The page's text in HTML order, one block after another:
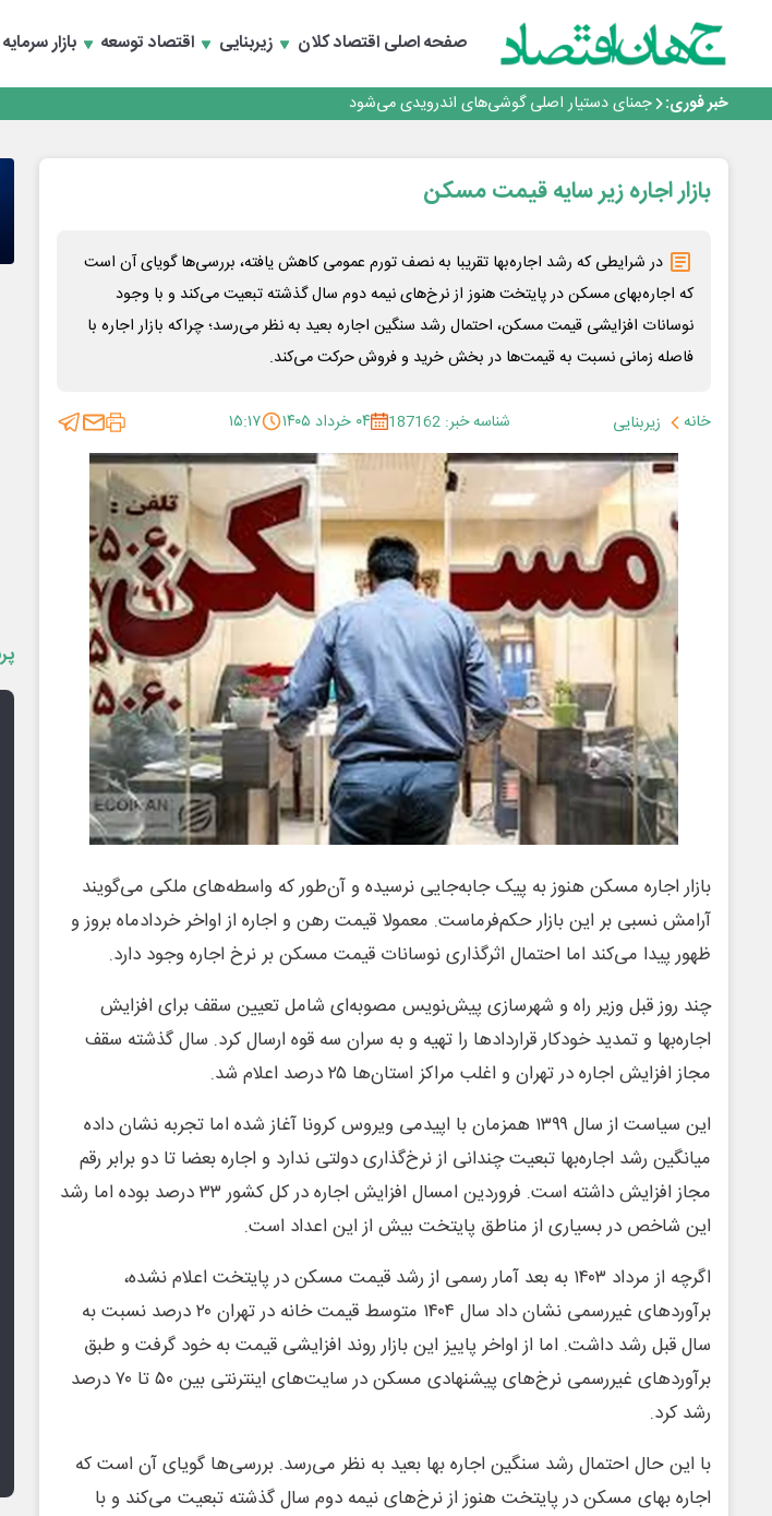
صفحه اصلیاقتصاد کلان زیربنایی اقتصاد توسعه بازار سرمایه
خبر فوری:
ایران، شریک راهبردی اتحادیه اقتصادی اوراسیا در مسیر توسعه تجارت و همگرایی منطقه‌ای
بانک تجارت، تأمین‌کننده مالی پروژه بازسازی فازهای ۴ و ۵ پارس حنوبی
جمنای دستیار اصلی گوشی‌های اندرویدی می‌شود
برنده این رقابت داستان‌نویسی، انسان نبود!
ایران، شریک راهبردی اتحادیه اقتصادی اوراسیا در مسیر توسعه تجارت و همگرایی منطقه‌ای
بازار اجاره زیر سایه قیمت مسکن
در شرایطی که رشد اجاره‌بها تقریبا به نصف تورم عمومی کاهش یافته، بررسی‌ها گویای آن است
که اجاره‌بهای مسکن در پایتخت هنوز از نرخ‌های نیمه دوم سال گذشته تبعیت می‌کند و با وجود
نوسانات افزایشی قیمت مسکن، احتمال رشد سنگین اجاره بعید به نظر می‌رسد؛ چراکه بازار اجاره با
فاصله زمانی نسبت به قیمت‌ها در بخش خرید و فروش حرکت می‌کند.
خانه زیربنایی شناسه خبر: 187162 ۰۴ خرداد ۱۴۰۵ ۱۵:۱۷
بازار اجاره مسکن هنوز به پیک جابه‌جایی نرسیده و آن‌طور که واسطه‌های ملکی می‌گویند
آرامش نسبی بر این بازار حکم‌فرماست. معمولا قیمت رهن و اجاره از اواخر خردادماه بروز و
ظهور پیدا می‌کند اما احتمال اثرگذاری نوسانات قیمت مسکن بر نرخ اجاره وجود دارد.
چند روز قبل وزیر راه و شهرسازی پیش‌نویس مصوبه‌ای شامل تعیین سقف برای افزایش
اجاره‌بها و تمدید خودکار قراردادها را تهیه و به سران سه قوه ارسال کرد. سال گذشته سقف
مجاز افزایش اجاره در تهران و اغلب مراکز استان‌ها ۲۵ درصد اعلام شد.
این سیاست از سال ۱۳۹۹ همزمان با اپیدمی ویروس کرونا آغاز شده اما تجربه نشان داده
میانگین رشد اجاره‌بها تبعیت چندانی از نرخ‌گذاری دولتی ندارد و اجاره بعضا تا دو برابر رقم
مجاز افزایش داشته است. فروردین امسال افزایش اجاره در کل کشور ۳۳ درصد بوده اما رشد
این شاخص در بسیاری از مناطق پایتخت بیش از این اعداد است.
اگرچه از مرداد ۱۴۰۳ به بعد آمار رسمی از رشد قیمت مسکن در پایتخت اعلام نشده،
برآوردهای غیررسمی نشان داد سال ۱۴۰۴ متوسط قیمت خانه در تهران ۲۰ درصد نسبت به
سال قبل رشد داشت. اما از اواخر پاییز این بازار روند افزایشی قیمت به خود گرفت و طبق
برآوردهای غیررسمی نرخ‌های پیشنهادی مسکن در سایت‌های اینترنتی بین ۵۰ تا ۷۰ درصد
رشد کرد.
با این حال احتمال رشد سنگین اجاره بها بعید به نظر می‌رسد. بررسی‌ها گویای آن است که
اجاره بهای مسکن در پایتخت هنوز از نرخ‌های نیمه دوم سال گذشته تبعیت می‌کند و با